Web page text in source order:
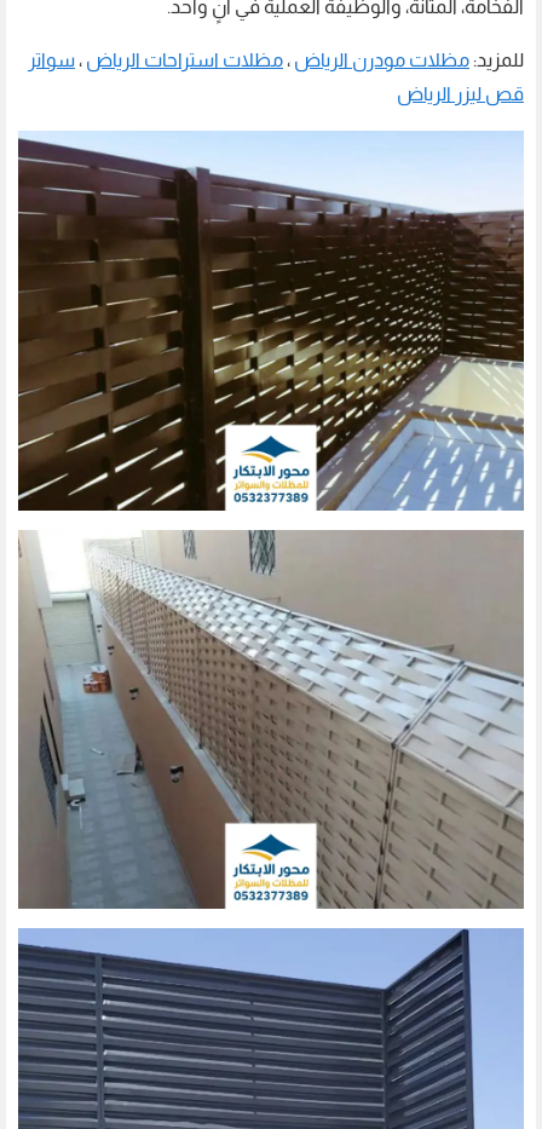
الفخامة، المتانة، والوظيفة العملية في آنٍ واحد.
للمزيد: مظلات مودرن الرياض ،مظلات استراحات الرياض ،سواتر
قص ليزر الرياض